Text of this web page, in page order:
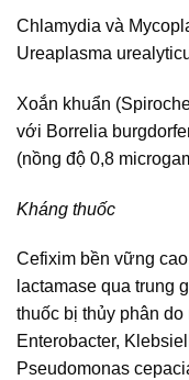
Chlamydia và
Ureaplasma
Xoắn khuẩn
với Borrelia
(nồng độ 0,8
Kháng thuốc
Cefixim bền vững
lactamase qua trung
thuốc bị thủy phân
Enterobacter,
Pseudomonas